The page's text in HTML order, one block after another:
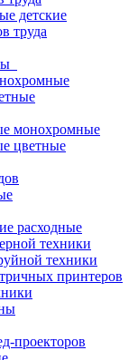
детские
труда
монохромные
цветные
расходные
техники
техники
принтеров
проекторов